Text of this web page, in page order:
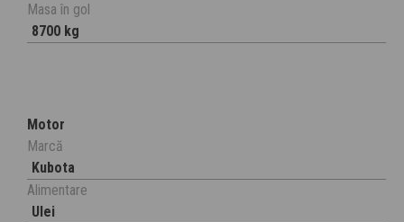
Masa în gol
8700 kg
Motor
Marcă
Kubota
Alimentare
Ulei